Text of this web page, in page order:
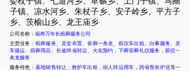
子镇、凉水河乡、朱杖子乡、安子岭乡、平方子
乡、茨榆山乡、龙王庙乡
公司名称： 福寿万年长殡葬服务公司
主营业务： 殡葬服务、 灵堂布置 、丧葬一条龙 殡仪车出租 、白事服务
灵
车接运
殡葬用品 长途跨省转运 火化预约 ， 下葬安葬礼仪服务 ， 殡仪一
条龙服务
服务特色： 墓地销售转让 ， 救护车出租 ， 病人转运用车 ， 跨省骨灰护送等一